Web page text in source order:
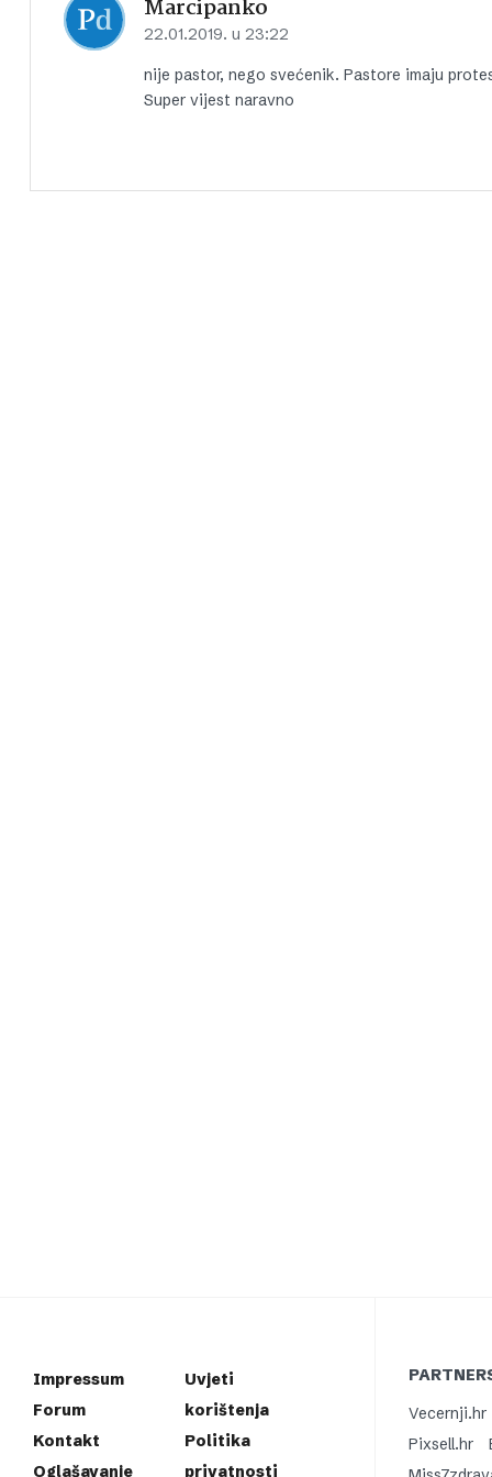
Marcipanko
22.01.2019. u 23:22
nije pastor, nego svećenik. Pastore imaju
Super vijest naravno
Impressum
Forum
Kontakt
Oglašavanje
Uvjeti
korištenja
Politika
privatnosti
Vecernji.hr
Pixsell.hr